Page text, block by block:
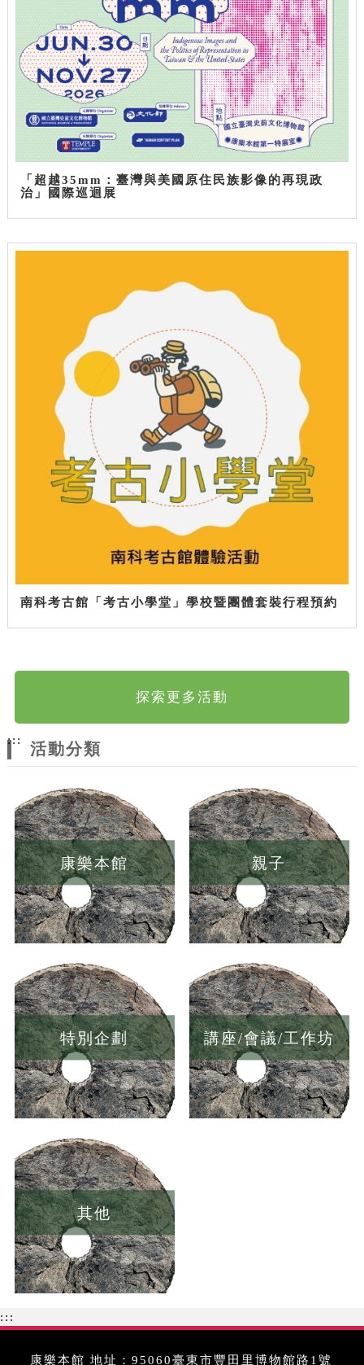
「超越35mm：臺灣與美國原住民族影像的再現政
治」國際巡迴展
南科考古館「考古小學堂」學校暨團體套裝行程預約
探索更多活動
:::
活動分類
康樂本館 親子
特別企劃 講座/會議/工作坊
其他
:::
康樂本館 地址：95060臺東市豐田里博物館路1號